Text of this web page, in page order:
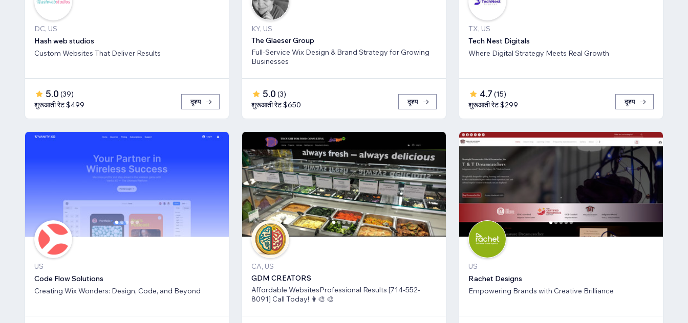
DC, US
Hash web studios
Custom Websites That Deliver Results
5.0 (39)
शुरूआती रेट $499
दृश्य
KY, US
The Glaeser Group
Full-Service Wix Design & Brand Strategy for Growing
Businesses
5.0 (3)
शुरूआती रेट $650
दृश्य
TX, US
Tech Nest Digitals
Where Digital Strategy Meets Real Growth
4.7 (15)
शुरूआती रेट $299
दृश्य
US
Code Flow Solutions
Creating Wix Wonders: Design, Code, and Beyond
CA, US
GDM CREATORS
Affordable WebsitesProfessional Results [714-552-
8091] Call Today! 👩‍🎨 🎨
US
Rachet Designs
Empowering Brands with Creative Brilliance